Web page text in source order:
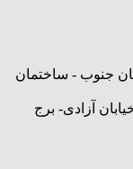
جنوب - ساختمان
آزادی- برج